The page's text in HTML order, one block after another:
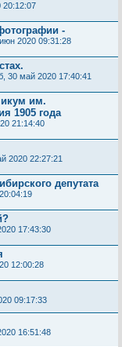
20:12:07
-
2020 09:31:28
30 май 2020 17:40:41
им.
1905 года
21:14:40
2020 22:27:21
депутата
17:43:30
12:00:28
09:17:33
16:51:48